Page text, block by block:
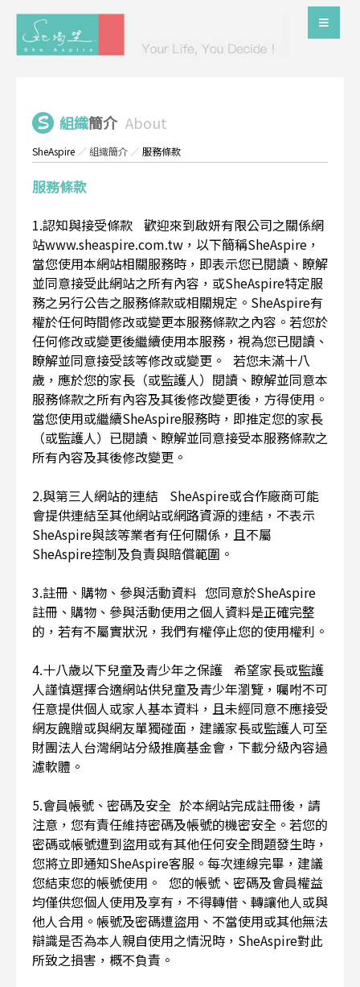
組織簡介 About
SheAspire ／組織簡介 ／服務條款
服務條款
1.認知與接受條款 歡迎來到啟妍有限公司之關係網
站www.sheaspire.com.tw，以下簡稱SheAspire，
當您使用本網站相關服務時，即表示您已閱讀、瞭解
並同意接受此網站之所有內容，或SheAspire特定服
務之另行公告之服務條款或相關規定。SheAspire有
權於任何時間修改或變更本服務條款之內容。若您於
任何修改或變更後繼續使用本服務，視為您已閱讀、
瞭解並同意接受該等修改或變更。 若您未滿十八
歲，應於您的家長（或監護人）閱讀、瞭解並同意本
服務條款之所有內容及其後修改變更後，方得使用。
當您使用或繼續SheAspire服務時，即推定您的家長
（或監護人）已閱讀、瞭解並同意接受本服務條款之
所有內容及其後修改變更。
2.與第三人網站的連結 SheAspire或合作廠商可能
會提供連結至其他網站或網路資源的連結，不表示
SheAspire與該等業者有任何關係，且不屬
SheAspire控制及負責與賠償範圍。
3.註冊、購物、參與活動資料 您同意於SheAspire
註冊、購物、參與活動使用之個人資料是正確完整
的，若有不屬實狀況，我們有權停止您的使用權利。
4.十八歲以下兒童及青少年之保護 希望家長或監護
人謹慎選擇合適網站供兒童及青少年瀏覽，囑咐不可
任意提供個人或家人基本資料，且未經同意不應接受
網友餽贈或與網友單獨碰面，建議家長或監護人可至
財團法人台灣網站分級推廣基金會，下載分級內容過
濾軟體。
5.會員帳號、密碼及安全 於本網站完成註冊後，請
注意，您有責任維持密碼及帳號的機密安全。若您的
密碼或帳號遭到盜用或有其他任何安全問題發生時，
您將立即通知SheAspire客服。每次連線完畢，建議
您結束您的帳號使用。 您的帳號、密碼及會員權益
均僅供您個人使用及享有，不得轉借、轉讓他人或與
他人合用。帳號及密碼遭盜用、不當使用或其他無法
辯識是否為本人親自使用之情況時，SheAspire對此
所致之損害，概不負責。